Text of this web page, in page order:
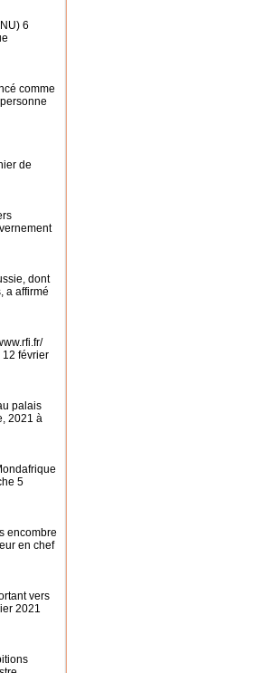
6
comme
de
dont
a affirmé
12 février
palais
2021 à
5
encombre
en chef
vers
2021